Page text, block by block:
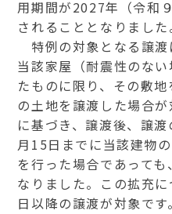
用期間が2027年（令和
されることとなりました
特例の対象となる譲渡
当該家屋（耐震性のな
たものに限り、その敷
の土地を譲渡した場合
に基づき、譲渡後、譲
月15日までに当該建物
を行った場合であって
なりました。この拡充
日以降の譲渡が対象です。